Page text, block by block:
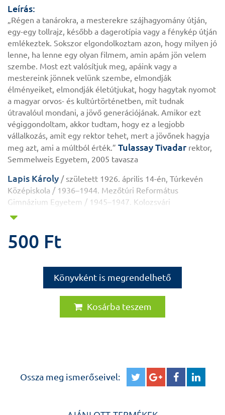
Leírás:
„Régen a tanárokra, a mesterekre szájhagyomány útján,
egy-egy tollrajz, később a dagerotípia vagy a fénykép útján
emlékeztek. Sokszor elgondolkoztam azon, hogy milyen jó
lenne, ha lenne egy olyan filmem, amin apám jön velem
szembe. Most ezt valósítjuk meg, apáink vagy a
mestereink jönnek velünk szembe, elmondják
élményeiket, elmondják életútjukat, hogy hagytak nyomot
a magyar orvos- és kultúrtörténetben, mit tudnak
útravalóul mondani, a jövő generációjának. Amikor ezt
végiggondoltam, akkor tudtam, hogy ez a legjobb
vállalkozás, amit egy rektor tehet, mert a jövőnek hagyja
meg azt, ami a múltból érték.” Tulassay Tivadar rektor,
Semmelweis Egyetem, 2005 tavasza
Lapis Károly / született 1926. április 14-én, Túrkevén
Középiskola / 1936–1944. Mezőtúri Református
Gimnázium Egyetem / 1945–1947. Kolozsvári
Tudományegyetem Orvosi Kar 1947–1950. Budapesti
onkológus Az orvostudományok kandidátusa / 1957-ben
Az orvostudományok doktora / 1968-ban
Patológiai és Kísérleti Rákkutató Intézet intézetigazgató
egyetemi tanára/ 1968–1993. Semmelweis
Orvostudományi Egyetem / tudományos rektorhelyettes
/1985–1991. A Magyar Tudományos Akadémia levelező
megvásárolható (3000 Ft)
500 Ft
Könyvként is megrendelhető
Kosárba teszem
Ossza meg ismerőseivel: